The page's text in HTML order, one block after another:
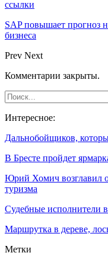
ссылки
SAP повышает прогноз
бизнеса
Prev Next
Комментарии закрыты.
Интересное:
Дальнобойщиков,
В Бресте пройдет
Юрий Хомич возглавил
туризма
Судебные исполнители
Маршрутка в дереве,
Метки